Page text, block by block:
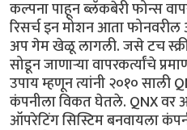
कल्पना पाहून ब्लॅकबेरी फोन्स
रिसर्च इन मोशन आता
अप गेम खेळू लागली. जसे टच
सोडून जाणार्‍या वापरकर्त्यांचे
उपाय म्हणून त्यांनी २०१० साली
कंपनीला विकत घेतले. QNX वर
ऑपरेटिंग सिस्टिम बनवायला